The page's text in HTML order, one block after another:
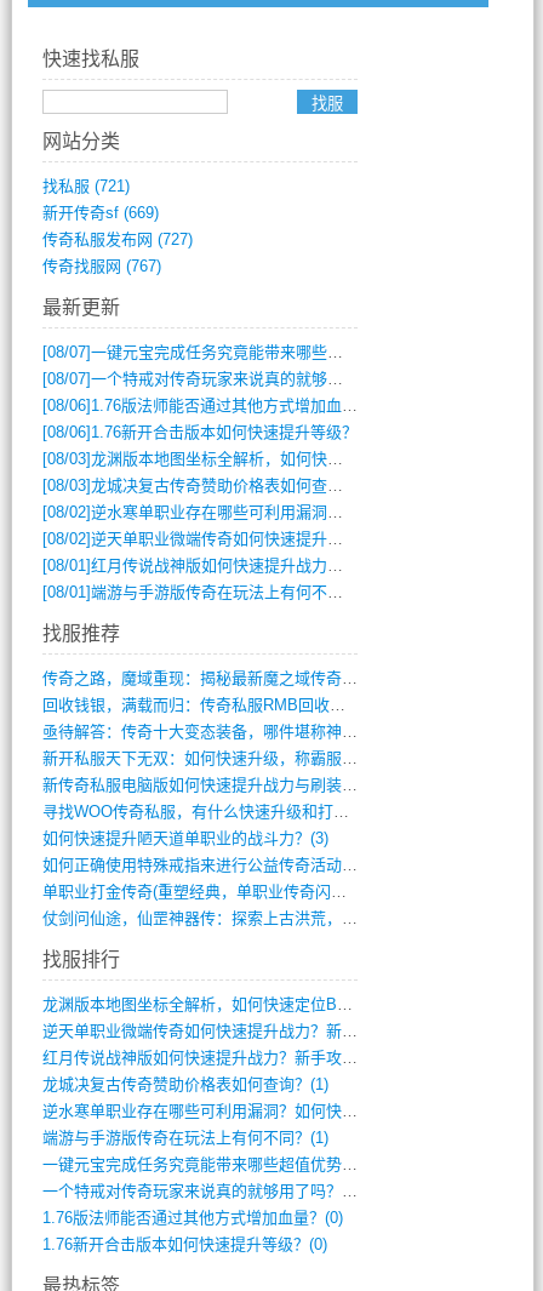
快速找私服
网站分类
找私服 (721)
新开传奇sf(669)
传奇私服发布网 (727)
传奇找服网 (767)
最新更新
[08/07]一键元宝完成任务究竟能带来哪些超值优势？
[08/07]一个特戒对传奇玩家来说真的就够用了吗？
[08/06] 1.76版法师能否通过其他方式增加血量？
[08/06] 1.76新开合击版本如何快速提升等级？
[08/03]龙渊版本地图坐标全解析，如何快速定位BOSS位置？
[08/03]龙城决复古传奇赞助价格表如何查询？
[08/02]逆水寒单职业存在哪些可利用漏洞？如何快速提升战力？
[08/02]逆天单职业微端传奇如何快速提升战力？新手必看攻略
[08/01]红月传说战神版如何快速提升战力？新手攻略全解析？
[08/01]端游与手游版传奇在玩法上有何不同？
找服推荐
传奇之路，魔域重现：揭秘最新魔之域传奇攻(712)
回收钱银，满载而归：传奇私服RMB回收装(548)
亟待解答：传奇十大变态装备，哪件堪称神器(347)
新开私服天下无双：如何快速升级，称霸服务(681)
新传奇私服电脑版如何快速提升战力与刷装备(835)
寻找WOO传奇私服，有什么快速升级和打宝(864)
如何快速提升陋天道单职业的战斗力？(3)
如何正确使用特殊戒指来进行公益传奇活动？(10)
单职业打金传奇(重塑经典，单职业传奇闪耀(10)
仗剑问仙途，仙罡神器传：探索上古洪荒，揭(813)
找服排行
龙渊版本地图坐标全解析，如何快速定位BO(3)
逆天单职业微端传奇如何快速提升战力？新手(2)
红月传说战神版如何快速提升战力？新手攻略(2)
龙城决复古传奇赞助价格表如何查询？(1)
逆水寒单职业存在哪些可利用漏洞？如何快速(1)
端游与手游版传奇在玩法上有何不同？(1)
一键元宝完成任务究竟能带来哪些超值优势？(0)
一个特戒对传奇玩家来说真的就够用了吗？(0)
1.76版法师能否通过其他方式增加血量？(0)
1.76新开合击版本如何快速提升等级？(0)
最热标签